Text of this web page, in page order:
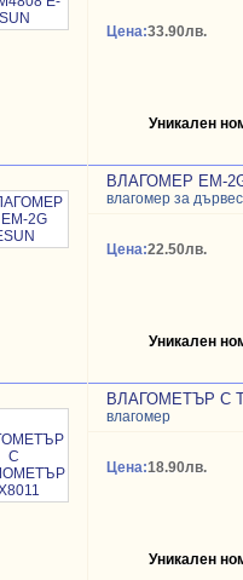
Цена:33.90лв.
Уникален
ВЛАГОМЕР EM-
влагомер за
Цена:22.50лв.
Уникален
ВЛАГОМЕТЪР С
влагомер
Цена:18.90лв.
Уникален